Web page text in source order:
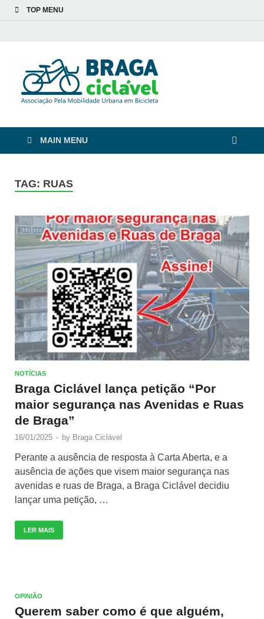
TOP MENU
MAIN MENU
TAG: RUAS
NOTÍCIAS
Braga Ciclável lança petição “Por
maior segurança nas Avenidas e Ruas
de Braga”
16/01/2025 - by Braga Ciclável
Perante a ausência de resposta à Carta Aberta, e a
ausência de ações que visem maior segurança nas
avenidas e ruas de Braga, a Braga Ciclável decidiu
lançar uma petição, …
LER MAIS
OPINIÃO
Querem saber como é que alguém,